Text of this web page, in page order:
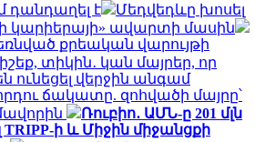
դանդաղել է
Մեդվեդևը խոսել
կարիերայի» ավարտի մասին
քրեական վարույթի
տիկին․ կան մայրեր, որ
ունեցել վերջին անգամ
ճակատը. զոհվածի մայրը՝
Ռուբիո․ ԱՄՆ-ը 201 մլն
ի և Միջին միջանցքի